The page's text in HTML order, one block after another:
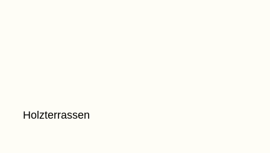
Holzterrassen